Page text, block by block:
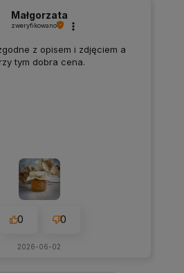
Małgorzata
zweryfikowano
z opisem i zdjęciem a
tym dobra cena.
0 0
2026-06-02